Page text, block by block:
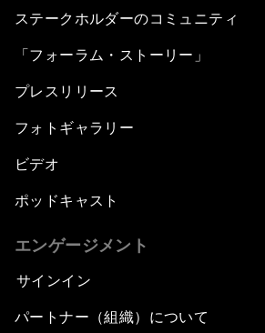
ステークホルダーのコミュニティ
「フォーラム・ストーリー」
プレスリリース
フォトギャラリー
ビデオ
ポッドキャスト
エンゲージメント
サインイン
パートナー（組織）について